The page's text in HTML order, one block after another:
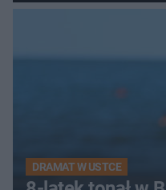
DRAMAT W USTCE